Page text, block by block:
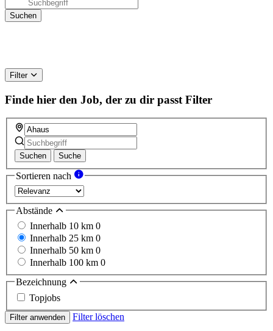
Filter
Finde hier den Job, der zu dir passt Filter
Suchen Suche
Sortieren nach
Abstände
Innerhalb 10 km 0
Innerhalb 25 km 0
Innerhalb 50 km 0
Innerhalb 100 km 0
Bezeichnung
Topjobs
Filter anwenden Filter löschen